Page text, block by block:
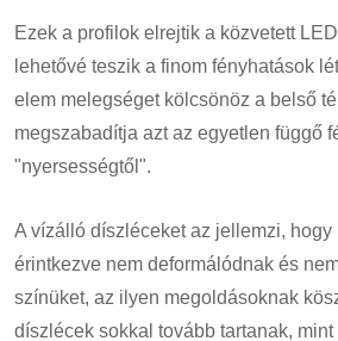
Ezek a profilok elrejtik a közvetett
lehetővé teszik a finom fényhatások
elem melegséget kölcsönöz a belső
megszabadítja azt az egyetlen függő
"nyersességtől".
A vízálló díszléceket az jellemzi, hogy
érintkezve nem deformálódnak és
színüket, az ilyen megoldásoknak
díszlécek sokkal tovább tartanak,